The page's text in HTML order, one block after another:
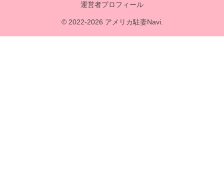
運営者プロフィール
© 2022-2026 アメリカ駐妻Navi.